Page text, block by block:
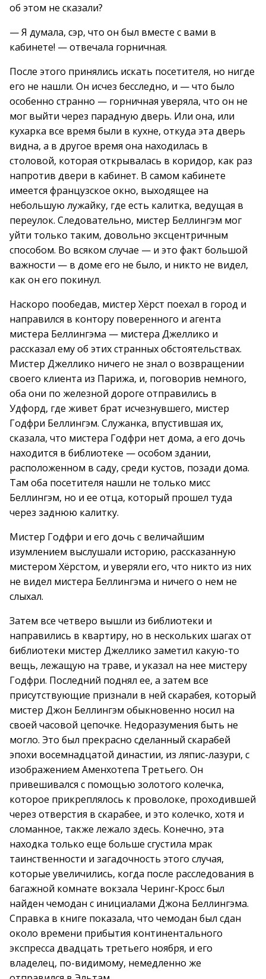
об этом не сказали?
— Я думала, сэр, что он был вместе с вами в
кабинете! — отвечала горничная.
После этого принялись искать посетителя, но нигде
его не нашли. Он исчез бесследно, и — что было
особенно странно — горничная уверяла, что он не
мог выйти через парадную дверь. Или она, или
кухарка все время были в кухне, откуда эта дверь
видна, а в другое время она находилась в
столовой, которая открывалась в коридор, как раз
напротив двери в кабинет. В самом кабинете
имеется французское окно, выходящее на
небольшую лужайку, где есть калитка, ведущая в
переулок. Следовательно, мистер Беллингэм мог
уйти только таким, довольно эксцентричным
способом. Во всяком случае — и это факт большой
важности — в доме его не было, и никто не видел,
как он его покинул.
Наскоро пообедав, мистер Хёрст поехал в город и
направился в контору поверенного и агента
мистера Беллингэма — мистера Джеллико и
рассказал ему об этих странных обстоятельствах.
Мистер Джеллико ничего не знал о возвращении
своего клиента из Парижа, и, поговорив немного,
оба они по железной дороге отправились в
Удфорд, где живет брат исчезнувшего, мистер
Годфри Беллингэм. Служанка, впустившая их,
сказала, что мистера Годфри нет дома, а его дочь
находится в библиотеке — особом здании,
расположенном в саду, среди кустов, позади дома.
Там оба посетителя нашли не только мисс
Беллингэм, но и ее отца, который прошел туда
через заднюю калитку.
Мистер Годфри и его дочь с величайшим
изумлением выслушали историю, рассказанную
мистером Хёрстом, и уверяли его, что никто из них
не видел мистера Беллингэма и ничего о нем не
слыхал.
Затем все четверо вышли из библиотеки и
направились в квартиру, но в нескольких шагах от
библиотеки мистер Джеллико заметил какую-то
вещь, лежащую на траве, и указал на нее мистеру
Годфри. Последний поднял ее, а затем все
присутствующие признали в ней скарабея, который
мистер Джон Беллингэм обыкновенно носил на
своей часовой цепочке. Недоразумения быть не
могло. Это был прекрасно сделанный скарабей
эпохи восемнадцатой династии, из ляпис-лазури, с
изображением Аменхотепа Третьего. Он
привешивался с помощью золотого колечка,
которое прикреплялось к проволоке, проходившей
через отверстия в скарабее, и это колечко, хотя и
сломанное, также лежало здесь. Конечно, эта
находка только еще больше сгустила мрак
таинственности и загадочность этого случая,
которые увеличились, когда после расследования в
багажной комнате вокзала Черинг-Кросс был
найден чемодан с инициалами Джона Беллингэма.
Справка в книге показала, что чемодан был сдан
около времени прибытия континентального
экспресса двадцать третьего ноября, и его
владелец, по-видимому, немедленно же